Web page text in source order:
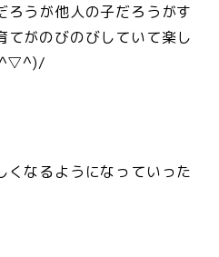
ろうが他人の子だろうがす
てがのびのびしていて楽し
(^▽^)/
くなるようになっていった